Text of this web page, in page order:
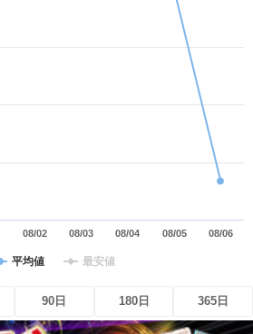
平均値 最安値
08/02 08/03 08/04 08/05 08/06
90日 180日 365日